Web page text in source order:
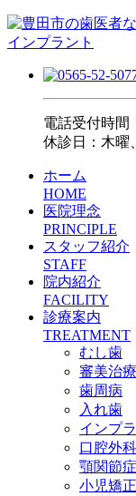
電話受付時間
休診日：木曜
ホーム
HOME
医院理念
PRINCIPLE
スタッフ紹介
STAFF
院内紹介
FACILITY
診療案内
TREATMENT
むし歯
審美治療
歯周病
入れ歯
インプ
口腔外科
顎関節症
小児矯正